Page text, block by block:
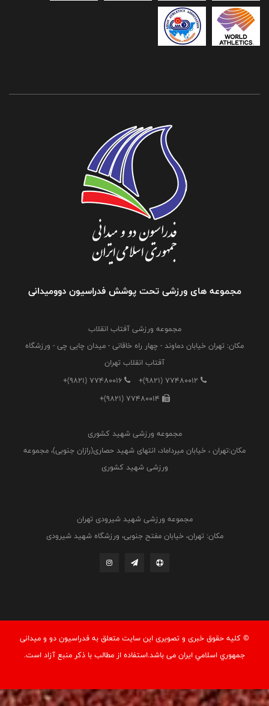
مجموعه های ورزشی تحت پوشش فدراسیون دوومیدانی
مجموعه ورزشی آفتاب انقلاب
مکان: تهران خیابان دماوند - چهار راه خاقانی - میدان چایی چی - ورزشگاه
آفتاب انقلاب تهران
+(9821) 77480012
+(9821) 77480016
+(9821) 77480014
مجموعه ورزشی شهید کشوری
مکان:تهران ، خیابان میرداماد، انتهای شهید حصاری(رازان جنوبی)، مجموعه
ورزشی شهید کشوری
مجموعه ورزشی شهید شیرودی تهران
مکان: تهران، خیابان مفتح جنوبی، ورزشگاه شهید شیرودی
© کليه حقوق خبری و تصويری اين سايت متعلق به فدراسيون دو و میدانی
جمهوري اسلامي ايران می باشد.استفاده از مطالب با ذكر منبع آزاد است.